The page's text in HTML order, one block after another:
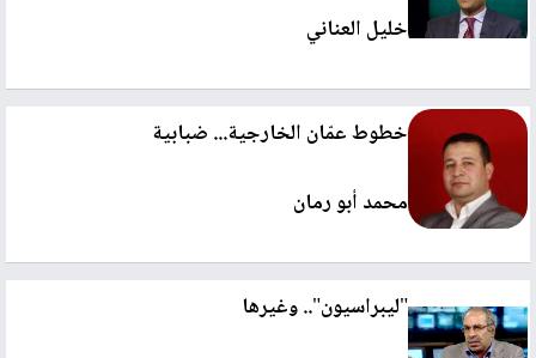
خليل العناني
خطوط عمّان الخارجية... ضبابية
محمد أبو رمان
"ليبراسيون".. وغيرها